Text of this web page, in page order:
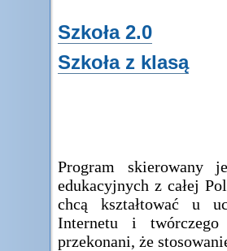
Szkoła 2.0
Szkoła z klasą
Program skierowany
edukacyjnych z całej
chcą kształtować u
Internetu i
przekonani, że